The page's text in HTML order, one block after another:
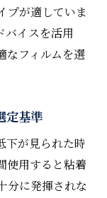
プが適していま
バイスを活用
なフィルムを選
定基準
下が見られた時
使用すると粘着
分に発揮されな